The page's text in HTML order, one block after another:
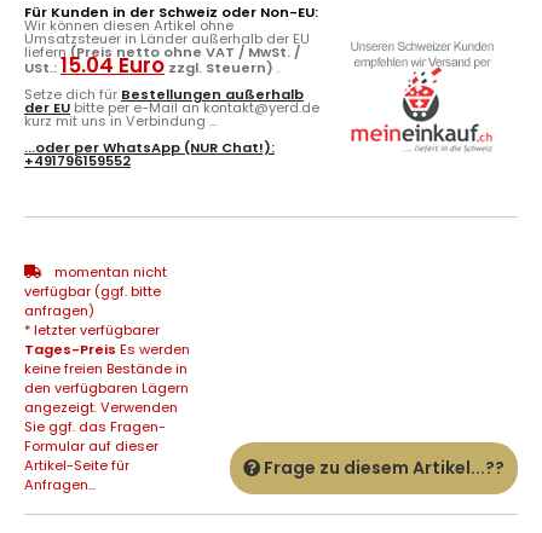
Für Kunden in der Schweiz oder Non-EU:
Wir können diesen Artikel ohne
Umsatzsteuer in Länder außerhalb der EU
liefern (Preis netto ohne VAT / MwSt. /
USt.:15.04 Euro zzgl. Steuern) .
Setze dich für Bestellungen außerhalb
der EU bitte per e-Mail an kontakt@yerd.de
kurz mit uns in Verbindung ...
...oder perWhatsApp (NUR Chat!):
+491796159552
momentan nicht
verfügbar (ggf. bitte
anfragen)
* letzter verfügbarer
Tages-Preis Es werden
keine freien Bestände in
den verfügbaren Lägern
angezeigt. Verwenden
Sie ggf. das Fragen-
Formular auf dieser
Artikel-Seite für
Anfragen...
Frage zu diesem Artikel...??